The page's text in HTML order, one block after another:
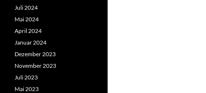
Juli 2024
Mai 2024
April 2024
Januar 2024
Dezember 2023
November 2023
Juli 2023
Mai 2023